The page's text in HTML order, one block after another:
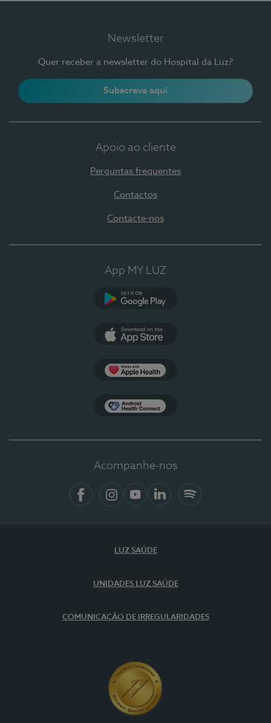
Newsletter
Quer receber a newsletter do Hospital da Luz?
Subscreva aqui
Apoio ao cliente
Perguntas frequentes
Contactos
Contacte-nos
App MY LUZ
Acompanhe-nos
LUZ SAÚDE
UNIDADES LUZ SAÚDE
COMUNICAÇÃO DE IRREGULARIDADES